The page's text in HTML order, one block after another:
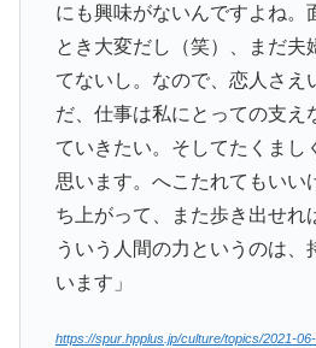
にも興味がないんですよね。
とき大変だし（笑）、まだ夫
てないし。なので、恋人さえ
だ、仕事は私にとっての支え
ていきたい。そしてたくまし
思います。へこたれてもいい
ち上がって、また歩き出せれ
ういう人間の力というのは、
います」
https://spur.hpplus.jp/culture/topics/2021-